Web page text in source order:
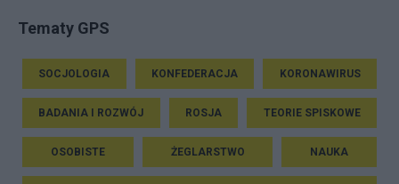
Tematy GPS
SOCJOLOGIA KONFEDERACJA KORONAWIRUS
BADANIA I ROZWÓJ ROSJA TEORIE SPISKOWE
OSOBISTE ŻEGLARSTWO NAUKA